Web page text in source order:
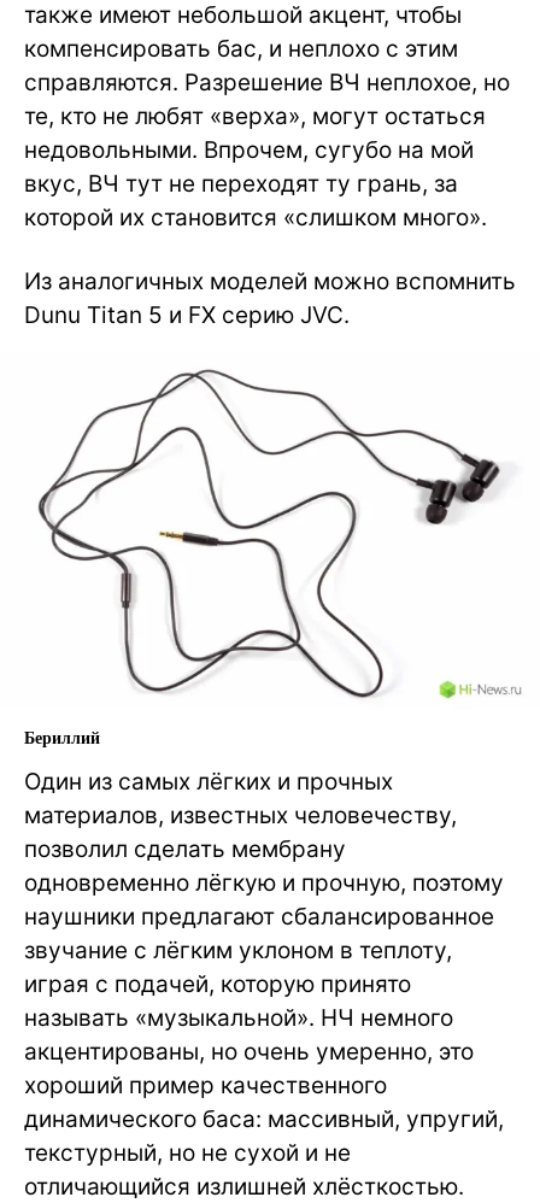
также имеют небольшой акцент, чтобы
компенсировать бас, и неплохо с этим
справляются. Разрешение ВЧ неплохое, но
те, кто не любят «верха», могут остаться
недовольными. Впрочем, сугубо на мой
вкус, ВЧ тут не переходят ту грань, за
которой их становится «слишком много».
Из аналогичных моделей можно вспомнить
Dunu Titan 5 и FX серию JVC.
Бериллий
Один из самых лёгких и прочных
материалов, известных человечеству,
позволил сделать мембрану
одновременно лёгкую и прочную, поэтому
наушники предлагают сбалансированное
звучание с лёгким уклоном в теплоту,
играя с подачей, которую принято
называть «музыкальной». НЧ немного
акцентированы, но очень умеренно, это
хороший пример качественного
динамического баса: массивный, упругий,
текстурный, но не сухой и не
отличающийся излишней хлёсткостью.